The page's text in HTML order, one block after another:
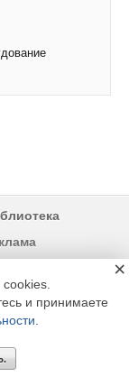
+7 (495) 665-00-
и принимаете
×